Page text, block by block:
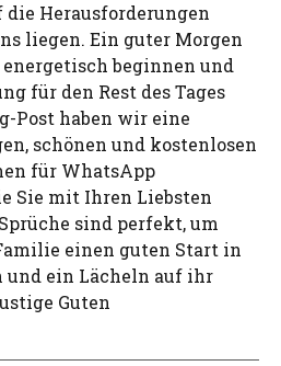
Herausforderungen
liegen. Ein guter Morgen
beginnen und
für den Rest des Tages
Post haben wir eine
schönen und kostenlosen
für WhatsApp
Sie mit Ihren Liebsten
sind perfekt, um
einen guten Start in
und ein Lächeln auf ihr
Guten